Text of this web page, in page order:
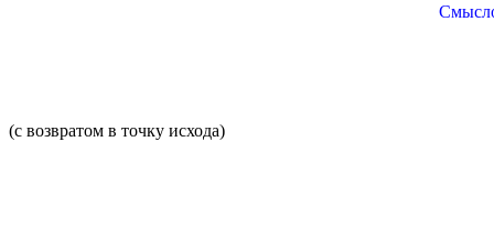
(с возвратом в точку исхода)